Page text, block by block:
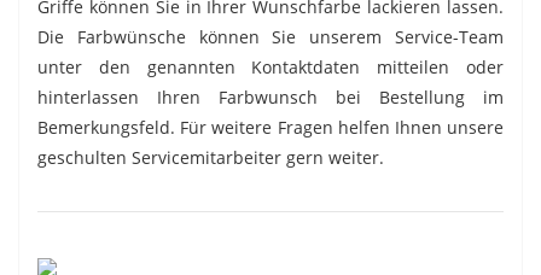
Griffe können Sie in Ihrer Wunschfarbe lackieren lassen.
Die Farbwünsche können Sie unserem Service-Team
unter den genannten Kontaktdaten mitteilen oder
hinterlassen Ihren Farbwunsch bei Bestellung im
Bemerkungsfeld. Für weitere Fragen helfen Ihnen unsere
geschulten Servicemitarbeiter gern weiter.